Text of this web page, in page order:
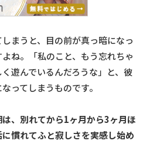
まうと、目の前が真っ暗になっ
ね。「私のこと、もう忘れちゃ
遊んでいるんだろうな」と、彼
ってしまうものです。
、別れてから1ヶ月から3ヶ月ほ
慣れてふと寂しさを実感し始め